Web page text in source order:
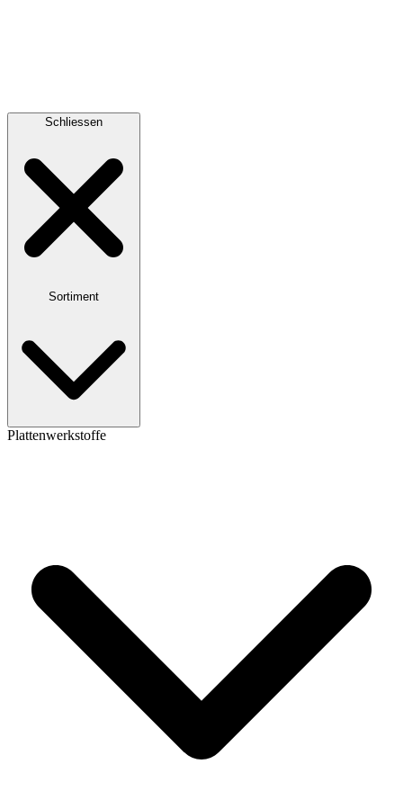
Schliessen
Sortiment
Plattenwerkstoffe